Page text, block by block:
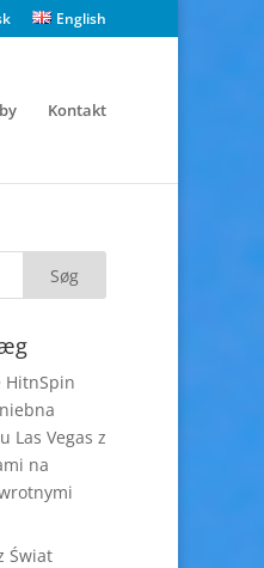
English
Kontakt
HitnSpin
Las Vegas z
na
Świat